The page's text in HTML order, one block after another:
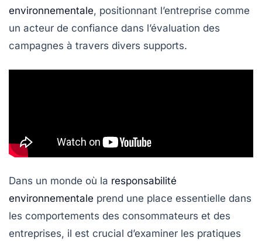
environnementale, positionnant l’entreprise comme
un acteur de confiance dans l’évaluation des
campagnes à travers divers supports.
Dans un monde où la responsabilité
environnementale prend une place essentielle dans
les comportements des consommateurs et des
entreprises, il est crucial d’examiner les pratiques